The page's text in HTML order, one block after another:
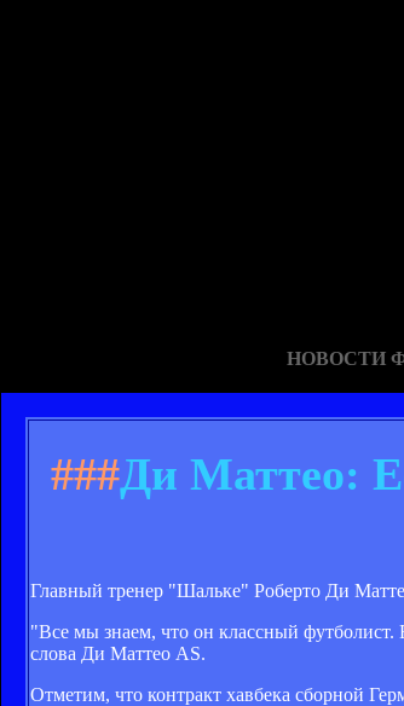
НОВОСТИ
###Ди Маттео:
Главный тренер "Шальке" Роберто Ди
"Все мы знаем, что он классный
слова Ди Маттео AS.
Отметим, что контракт хавбека сборной